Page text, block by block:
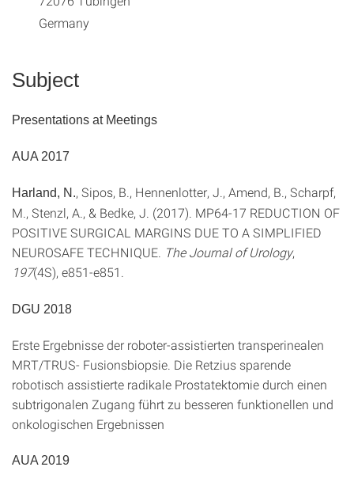
Germany
Subject
Presentations at Meetings
AUA 2017
Harland, N., Sipos, B., Hennenlotter, J., Amend, B., Scharpf,
M., Stenzl, A., & Bedke, J. (2017). MP64-17 REDUCTION OF
POSITIVE SURGICAL MARGINS DUE TO A SIMPLIFIED
NEUROSAFE TECHNIQUE. The Journal of Urology,
197(4S), e851-e851.
DGU 2018
Erste Ergebnisse der roboter-assistierten transperinealen
MRT/TRUS- Fusionsbiopsie. Die Retzius sparende
robotisch assistierte radikale Prostatektomie durch einen
subtrigonalen Zugang führt zu besseren funktionellen und
onkologischen Ergebnissen
AUA 2019